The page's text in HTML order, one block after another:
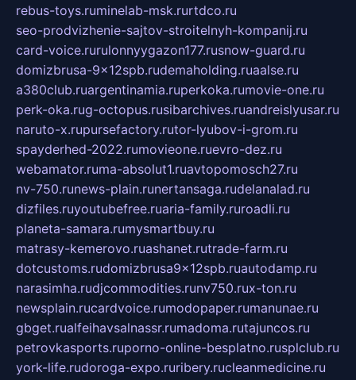
rebus-toys.ruminelab-msk.rurtdco.ru
seo-prodvizhenie-sajtov-stroitelnyh-kompanij.ru
card-voice.rurulonnyygazon177.rusnow-guard.ru
domizbrusa-9x12spb.rudemaholding.ruaalse.ru
a380club.ruargentinamia.ruperkoka.rumovie-one.ru
perk-oka.rug-octopus.rusibarchives.ruandreislyusar.ru
naruto-x.rupursefactory.rutor-lyubov-i-grom.ru
spayderhed-2022.rumovieone.ruevro-dez.ru
webamator.ruma-absolut1.ruavtopomosch27.ru
nv-750.runews-plain.runertansaga.rudelanalad.ru
dizfiles.ruyoutubefree.ruaria-family.ruroadli.ru
planeta-samara.rumysmartbuy.ru
matrasy-kemerovo.ruashanet.rutrade-farm.ru
dotcustoms.rudomizbrusa9x12spb.ruautodamp.ru
narasimha.rudjcommodities.runv750.rux-ton.ru
newsplain.rucardvoice.rumodopaper.rumanunae.ru
gbget.rualfeihavsalnassr.rumadoma.rutajuncos.ru
petrovkasports.ruporno-online-besplatno.rusplclub.ru
york-life.rudoroga-expo.ruribery.rucleanmedicine.ru